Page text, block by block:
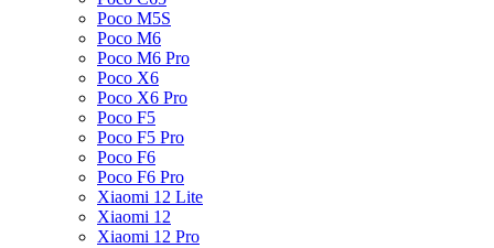
Poco M5S
Poco M6
Poco M6 Pro
Poco X6
Poco X6 Pro
Poco F5
Poco F5 Pro
Poco F6
Poco F6 Pro
Xiaomi 12 Lite
Xiaomi 12
Xiaomi 12 Pro